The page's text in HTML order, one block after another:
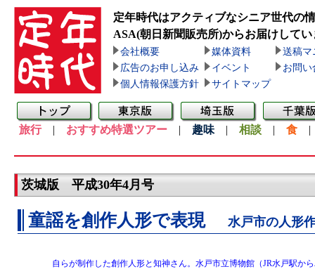
定年時代はアクティブなシニア世代の
ASA(朝日新聞販売所)からお届けしてい
会社概要 媒体資料
送稿マ
広告のお申し込み
イベント
お問い
個人情報保護方針
サイトマップ
旅行| おすすめ特選ツアー | 趣味 | 相談 | 食
茨城版 平成30年4月号
童謡を創作人形で表現 水戸市の人形
自らが制作した創作人形と知神さん。水戸市立博物館（JR水戸駅か